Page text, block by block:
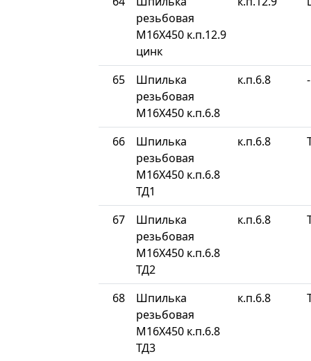
резьбовая
М16Х450 к.п.12.9
цинк
65
Шпилька
резьбовая
М16Х450 к.п.6.8
к.п.6.8 -
66
Шпилька
резьбовая
М16Х450 к.п.6.8
ТД1
к.п.6.8
67
Шпилька
резьбовая
М16Х450 к.п.6.8
ТД2
к.п.6.8
68
Шпилька
резьбовая
М16Х450 к.п.6.8
ТД3
к.п.6.8